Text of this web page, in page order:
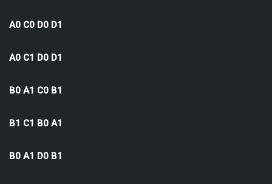
A0 C0 D0 D1
A0 C1 D0 D1
B0 A1 C0 B1
B1 C1 B0 A1
B0 A1 D0 B1